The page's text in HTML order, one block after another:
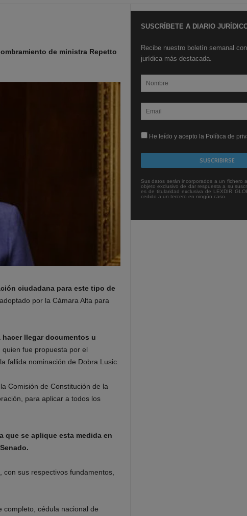
de ministra Repetto
ciudadana para este tipo de
por la Cámara Alta para
llegar documentos u
fue propuesta por el
fallida nominación de Dobra Lusic.
Comisión de Constitución de la
para aplicar a todos los
que se aplique esta medida en
sus respectivos fundamentos,
completo, cédula nacional de
SUSCRÍBETE A DIARIO
Recibe nuestro boletín semanal
jurídica más destacada.
He leído y acepto la Política de
Sus datos serán incorporados a un fichero
objeto exclusivo de dar respuesta a su
es de titularidad exclusiva de LEXDIR
cedido a un tercero en ningún caso.